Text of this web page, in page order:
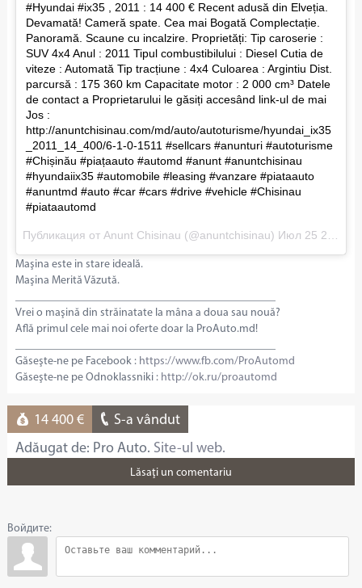
#Hyundai #ix35 , 2011 : 14 400 € Recent adusă din Elveția.
Devamată! Cameră spate. Cea mai Bogată Complectație.
Panoramă. Scaune cu incalzire. Proprietăți: Tip caroserie :
SUV 4x4 Anul : 2011 Tipul combustibilului : Diesel Cutia de
viteze : Automată Tip tracțiune : 4x4 Culoarea : Argintiu Dist.
parcursă : 175 360 km Capacitate motor : 2 000 cm³ Datele
de contact a Proprietarului le găsiți accesând link-ul de mai
Jos :
http://anuntchisinau.com/md/auto/autoturisme/hyundai_ix35
_2011_14_400/6-1-0-1511 #sellcars #anunturi #autoturisme
#Chișinău #piațaauto #automd #anunt #anuntchisinau
#hyundaiix35 #automobile #leasing #vanzare #piataauto
#anuntmd #auto #car #cars #drive #vehicle #Chisinau
#piataautomd
Публикация от Anunt Chisinau (@anuntchisinau) Июл 25 2017 в 6:11 PDT
Maşina este in stare ideală.
Maşina Merită Văzută.
Vrei o maşină din străinatate la mâna a doua sau nouă?
Află primul cele mai noi oferte doar la ProAuto.md!
Găseşte-ne pe Facebook : https://www.fb.com/ProAutomd
Găseşte-ne pe Odnoklassniki : http://ok.ru/proautomd
14 400 €
S-a vândut
Adăugat de: Pro Auto. Site-ul web.
Lăsaţi un comentariu
Войдите: